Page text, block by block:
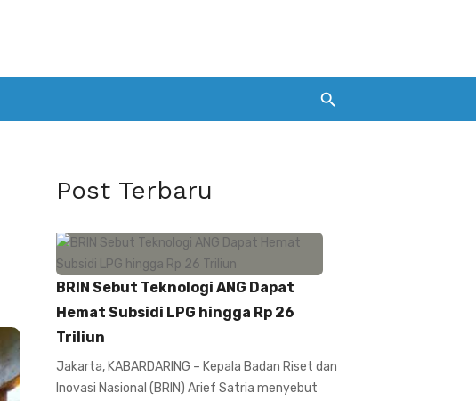
Post Terbaru
BRIN Sebut Teknologi ANG Dapat
Hemat Subsidi LPG hingga Rp 26
Triliun
Jakarta, KABARDARING – Kepala Badan Riset dan
Inovasi Nasional (BRIN) Arief Satria menyebut